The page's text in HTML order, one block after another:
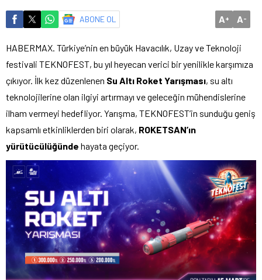
ABONE OL A+ A-
HABERMAX. Türkiye’nin en büyük Havacılık, Uzay ve Teknoloji
festivali TEKNOFEST, bu yıl heyecan verici bir yenilikle karşımıza
çıkıyor. İlk kez düzenlenen Su Altı Roket Yarışması, su altı
teknolojilerine olan ilgiyi artırmayı ve geleceğin mühendislerine
ilham vermeyi hedefliyor. Yarışma, TEKNOFEST’in sunduğu geniş
kapsamlı etkinliklerden biri olarak, ROKETSAN’ın
yürütücülüğünde hayata geçiyor.